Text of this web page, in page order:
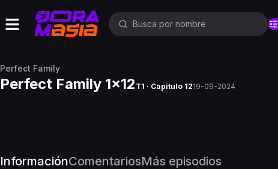
Perfect Family
Perfect Family 1x12 T1 · Capítulo 1219-09-2024
InformaciónComentariosMás episodios